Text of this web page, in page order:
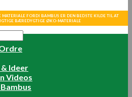
FORDI BAMBUS ER DEN BEDSTE KILDE TIL AT
BÆREDYGTIGE ØKO-MATERIALE
Ideer
Videos